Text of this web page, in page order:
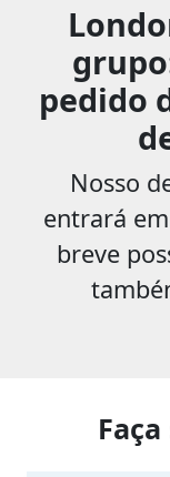
pedido
Nosso
entrará
breve